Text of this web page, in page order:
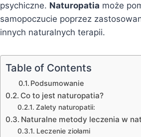
psychiczne. Naturopatia może
samopoczucie poprzez
innych naturalnych terapii.
Table of Contents
Podsumowanie
Co to jest naturopatia?
Zalety naturopatii:
Naturalne metody leczenia w
Leczenie ziołami